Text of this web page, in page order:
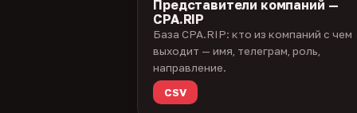
Представители компаний —
CPA.RIP
База CPA.RIP: кто из компаний с чем
выходит — имя, телеграм, роль,
направление.
CSV